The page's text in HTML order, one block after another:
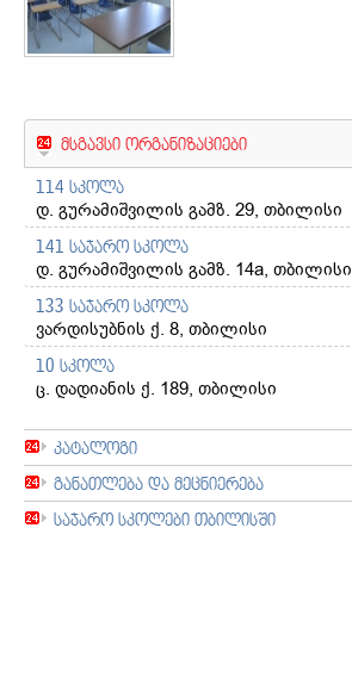
მსგავსი ორგანიზაციები
114 სკოლა
დ. გურამიშვილის გამზ. 29, თბილისი
141 საჯარო სკოლა
დ. გურამიშვილის გამზ. 14a, თბილისი
133 საჯარო სკოლა
ვარდისუბნის ქ. 8, თბილისი
10 სკოლა
ც. დადიანის ქ. 189, თბილისი
კატალოგი
განათლება და მეცნიერება
საჯარო სკოლები თბილისში